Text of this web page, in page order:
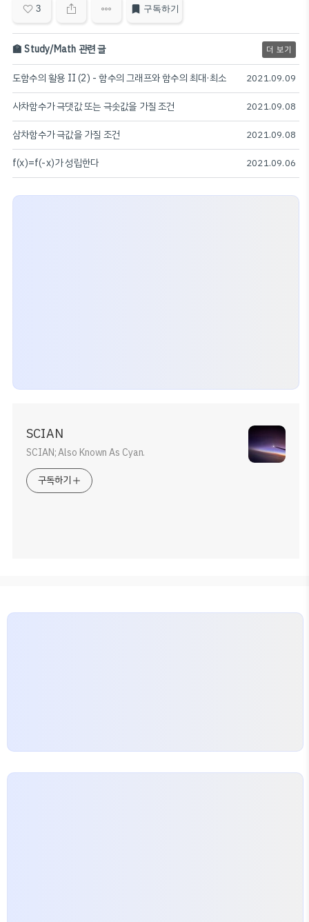
3 구독하기
🏫 Study/Math 관련 글 더 보기
도함수의 활용 II (2) - 함수의 그래프와 함수의 최대·최소 2021.09.09
사차함수가 극댓값 또는 극솟값을 가질 조건 2021.09.08
삼차함수가 극값을 가질 조건 2021.09.08
f(x)=f(-x)가 성립한다 2021.09.06
SCIAN
SCIAN; Also Known As Cyan.
구독하기